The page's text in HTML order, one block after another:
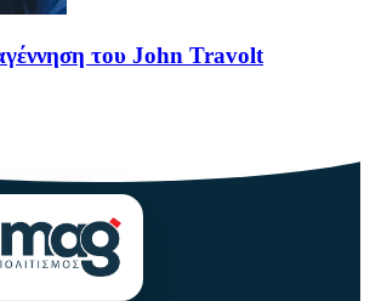
του John Travolt